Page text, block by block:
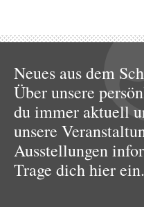
Neues aus dem
Über unsere
du immer aktuell
unsere
Ausstellungen
Trage dich hier ein.